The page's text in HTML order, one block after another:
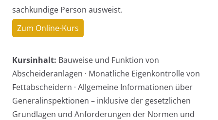
sachkundige Person ausweist.
Zum Online-Kurs
Kursinhalt: Bauweise und Funktion von
Abscheideranlagen · Monatliche Eigenkontrolle von
Fettabscheidern · Allgemeine Informationen über
Generalinspektionen – inklusive der gesetzlichen
Grundlagen und Anforderungen der Normen und